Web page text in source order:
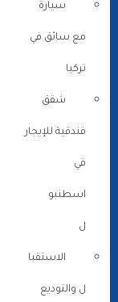
سيارة
مع سائق في
تركيا
شقق
فندقية للإيجار
في
اسطنبو
ل
الاستقبا
ل والتوديع